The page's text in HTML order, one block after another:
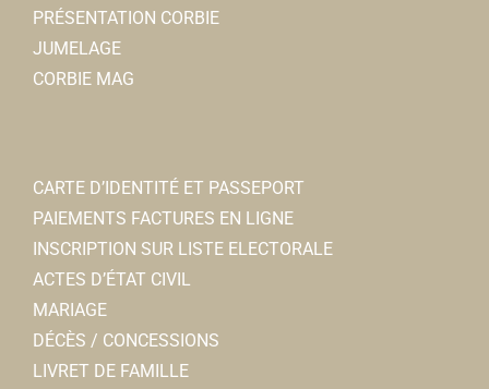
PRÉSENTATION CORBIE
JUMELAGE
CORBIE MAG
CARTE D’IDENTITÉ ET PASSEPORT
PAIEMENTS FACTURES EN LIGNE
INSCRIPTION SUR LISTE ELECTORALE
ACTES D’ÉTAT CIVIL
MARIAGE
DÉCÈS / CONCESSIONS
LIVRET DE FAMILLE